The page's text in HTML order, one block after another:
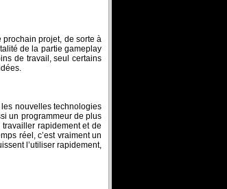
prochain projet, de sorte à
de la partie gameplay
de travail, seul certains
les nouvelles technologies
un programmeur de plus
rapidement et de
réel, c’est vraiment un
l’utiliser rapidement,